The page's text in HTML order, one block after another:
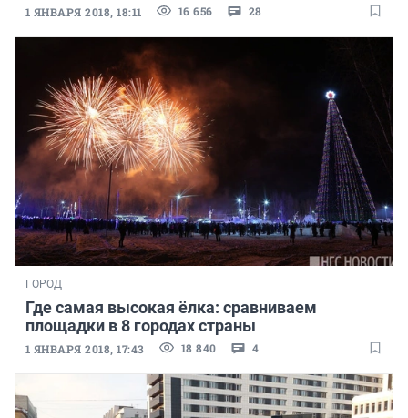
1 ЯНВАРЯ 2018, 18:11 16 656 28
ГОРОД
Где самая высокая ёлка: сравниваем
площадки в 8 городах страны
1 ЯНВАРЯ 2018, 17:43 18 840 4